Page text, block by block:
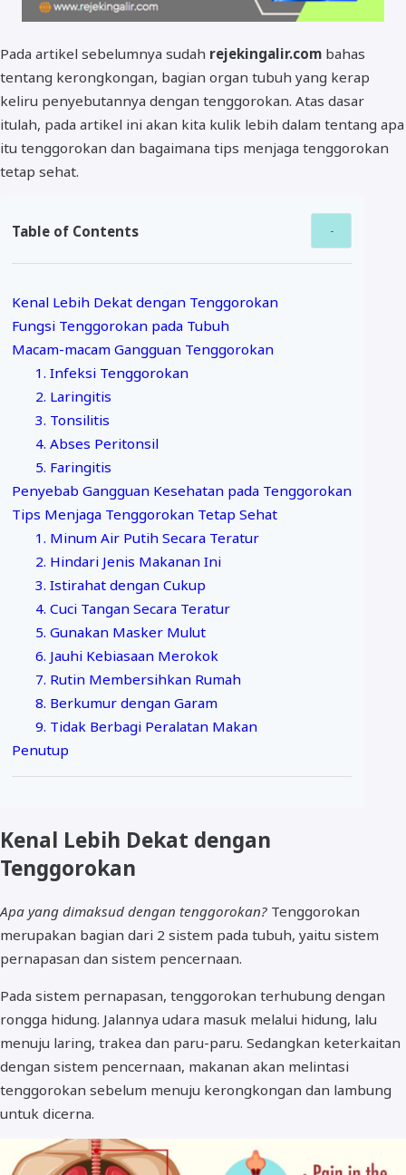
Pada artikel sebelumnya sudah rejekingalir.com bahas
tentang kerongkongan, bagian organ tubuh yang kerap
keliru penyebutannya dengan tenggorokan. Atas dasar
itulah, pada artikel ini akan kita kulik lebih dalam tentang apa
itu tenggorokan dan bagaimana tips menjaga tenggorokan
tetap sehat.
Table of Contents
Kenal Lebih Dekat dengan Tenggorokan
Fungsi Tenggorokan pada Tubuh
Macam-macam Gangguan Tenggorokan
1. Infeksi Tenggorokan
2. Laringitis
3. Tonsilitis
4. Abses Peritonsil
5. Faringitis
Penyebab Gangguan Kesehatan pada Tenggorokan
Tips Menjaga Tenggorokan Tetap Sehat
1. Minum Air Putih Secara Teratur
2. Hindari Jenis Makanan Ini
3. Istirahat dengan Cukup
4. Cuci Tangan Secara Teratur
5. Gunakan Masker Mulut
6. Jauhi Kebiasaan Merokok
7. Rutin Membersihkan Rumah
8. Berkumur dengan Garam
9. Tidak Berbagi Peralatan Makan
Penutup
Kenal Lebih Dekat dengan
Tenggorokan
Apa yang dimaksud dengan tenggorokan? Tenggorokan
merupakan bagian dari 2 sistem pada tubuh, yaitu sistem
pernapasan dan sistem pencernaan.
Pada sistem pernapasan, tenggorokan terhubung dengan
rongga hidung. Jalannya udara masuk melalui hidung, lalu
menuju laring, trakea dan paru-paru. Sedangkan keterkaitan
dengan sistem pencernaan, makanan akan melintasi
tenggorokan sebelum menuju kerongkongan dan lambung
untuk dicerna.